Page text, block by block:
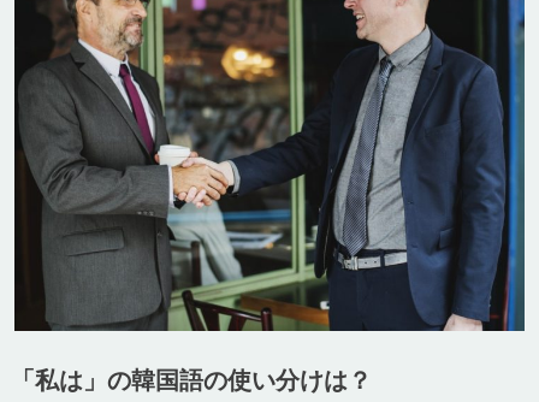
「私は」の韓国語の使い分けは？